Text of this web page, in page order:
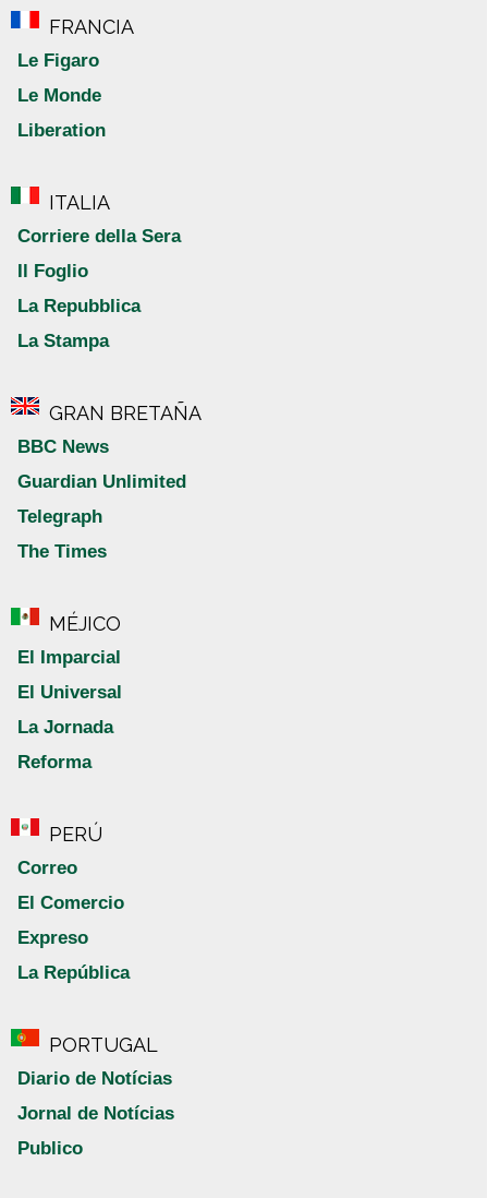
FRANCIA
Le Figaro
Le Monde
Liberation
ITALIA
Corriere della Sera
Il Foglio
La Repubblica
La Stampa
GRAN BRETAÑA
BBC News
Guardian Unlimited
Telegraph
The Times
MÉJICO
El Imparcial
El Universal
La Jornada
Reforma
PERÚ
Correo
El Comercio
Expreso
La República
PORTUGAL
Diario de Notícias
Jornal de Notícias
Publico